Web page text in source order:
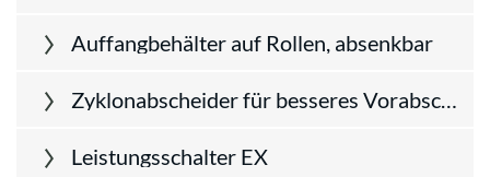
Auffangbehälter auf Rollen, absenkbar
Zyklonabscheider für besseres Vorabscheiden von Stäuben und Grobmaterial
Leistungsschalter EX